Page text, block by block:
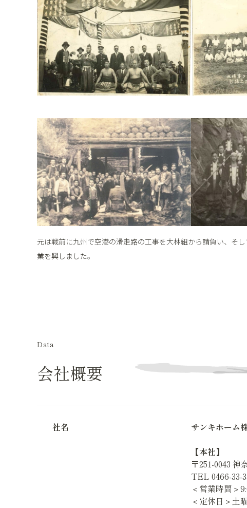
元は戦前に九州で空港の滑走路の工事を大林組から請負い、そ
業を興しました。
Data
会社概要
社名
サンキホーム
【本社】
〒251-0043 神
TEL 0466-33-
＜営業時間＞
＜定休日＞土